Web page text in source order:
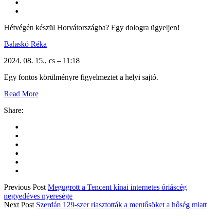
Hétvégén készül Horvátországba? Egy dologra ügyeljen!
Balaskó Réka
2024. 08. 15., cs – 11:18
Egy fontos körülményre figyelmeztet a helyi sajtó.
Read More
Share:
Previous Post Megugrott a Tencent kínai internetes óriáscég
negyedéves nyeresége
Next Post Szerdán 129-szer riasztották a mentősöket a hőség miatt